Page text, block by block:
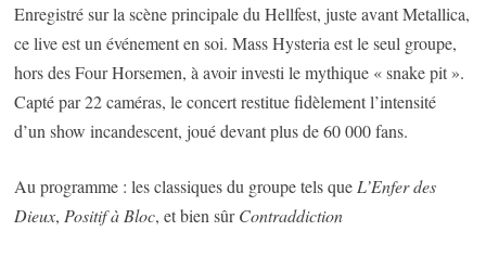
Enregistré sur la scène principale du Hellfest, juste avant Metallica,
ce live est un événement en soi. Mass Hysteria est le seul groupe,
hors des Four Horsemen, à avoir investi le mythique « snake pit ».
Capté par 22 caméras, le concert restitue fidèlement l’intensité
d’un show incandescent, joué devant plus de 60 000 fans.
Au programme : les classiques du groupe tels que L’Enfer des
Dieux, Positif à Bloc, et bien sûrContraddiction